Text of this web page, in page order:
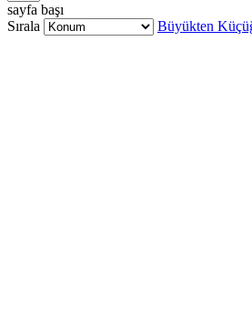
sayfa başı
Sırala
Büyükten